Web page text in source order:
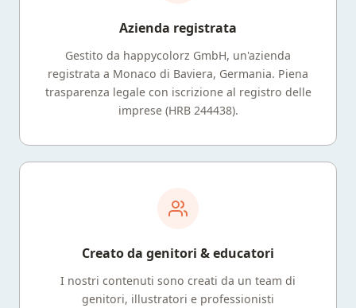
Azienda registrata
Gestito da happycolorz GmbH, un'azienda
registrata a Monaco di Baviera, Germania. Piena
trasparenza legale con iscrizione al registro delle
imprese (HRB 244438).
Creato da genitori & educatori
I nostri contenuti sono creati da un team di
genitori, illustratori e professionisti